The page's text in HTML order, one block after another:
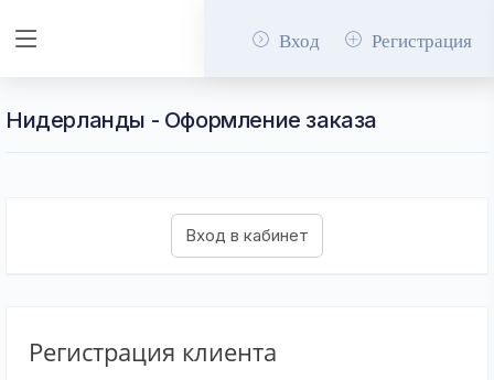
Вход Регистрация
Нидерланды - Оформление заказа
Регистрация клиента